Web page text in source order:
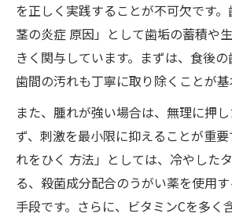
を正しく実践することが不可欠です
茎の炎症 原因」として歯垢の蓄積や
きく関与しています。まずは、食後の
歯間の汚れも丁寧に取り除くことが基
また、腫れが強い場合は、無理に押
ず、刺激を最小限に抑えることが重
れをひく 方法」としては、冷やした
る、殺菌成分配合のうがい薬を使用
手段です。さらに、ビタミンCを多く